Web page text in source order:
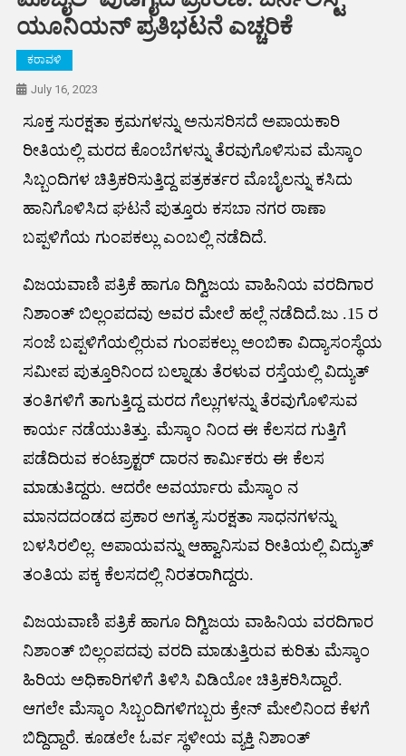
ಯೂನಿಯನ್ ಪ್ರತಿಭಟನೆ ಎಚ್ಚರಿಕೆ
ಕರಾವಳಿ
July 16, 2023
ಸೂಕ್ತ ಸುರಕ್ಷತಾ ಕ್ರಮಗಳನ್ನು ಅನುಸರಿಸದೆ ಅಪಾಯಕಾರಿ
ರೀತಿಯಲ್ಲಿ ಮರದ ಕೊಂಬೆಗಳನ್ನು ತೆರವುಗೊಳಿಸುವ ಮೆಸ್ಕಾಂ
ಸಿಬ್ಬಂದಿಗಳ ಚಿತ್ರಿಕರಿಸುತ್ತಿದ್ದ ಪತ್ರಕರ್ತರ ಮೊಬೈಲನ್ನು ಕಸಿದು
ಹಾನಿಗೊಳಿಸಿದ ಘಟನೆ ಪುತ್ತೂರು ಕಸಬಾ ನಗರ ಠಾಣಾ
ಬಪ್ಪಳಿಗೆಯ ಗುಂಪಕಲ್ಲು ಎಂಬಲ್ಲಿ ನಡೆದಿದೆ.
ವಿಜಯವಾಣಿ ಪತ್ರಿಕೆ ಹಾಗೂ ದಿಗ್ವಿಜಯ ವಾಹಿನಿಯ ವರದಿಗಾರ
ನಿಶಾಂತ್ ಬಿಲ್ಲಂಪದವು ಅವರ ಮೇಲೆ ಹಲ್ಲೆ ನಡೆದಿದೆ.ಜು .15 ರ
ಸಂಜೆ ಬಪ್ಪಳಿಗೆಯಲ್ಲಿರುವ ಗುಂಪಕಲ್ಲು ಅಂಬಿಕಾ ವಿದ್ಯಾಸಂಸ್ಥೆಯ
ಸಮೀಪ ಪುತ್ತೂರಿನಿಂದ ಬಲ್ನಾಡು ತೆರಳುವ ರಸ್ತೆಯಲ್ಲಿ ವಿದ್ಯುತ್
ತಂತಿಗಳಿಗೆ ತಾಗುತ್ತಿದ್ದ ಮರದ ಗೆಲ್ಲುಗಳನ್ನು ತೆರವುಗೊಳಿಸುವ
ಕಾರ್ಯ ನಡೆಯುತಿತ್ತು. ಮೆಸ್ಕಾಂ ನಿಂದ ಈ ಕೆಲಸದ ಗುತ್ತಿಗೆ
ಪಡೆದಿರುವ ಕಂಟ್ರಾಕ್ಟರ್ ದಾರನ ಕಾರ್ಮಿಕರು ಈ ಕೆಲಸ
ಮಾಡುತಿದ್ದರು. ಆದರೇ ಅವರ್ಯಾರು ಮೆಸ್ಕಾಂ ನ
ಮಾನದದಂಡದ ಪ್ರಕಾರ ಅಗತ್ಯ ಸುರಕ್ಷತಾ ಸಾಧನಗಳನ್ನು
ಬಳಸಿರಲಿಲ್ಲ. ಅಪಾಯವನ್ನು ಆಹ್ವಾನಿಸುವ ರೀತಿಯಲ್ಲಿ ವಿದ್ಯುತ್‌
ತಂತಿಯ ಪಕ್ಕ ಕೆಲಸದಲ್ಲಿ ನಿರತರಾಗಿದ್ದರು.
ವಿಜಯವಾಣಿ ಪತ್ರಿಕೆ ಹಾಗೂ ದಿಗ್ವಿಜಯ ವಾಹಿನಿಯ ವರದಿಗಾರ
ನಿಶಾಂತ್ ಬಿಲ್ಲಂಪದವು ವರದಿ ಮಾಡುತ್ತಿರುವ ಕುರಿತು ಮೆಸ್ಕಾಂ
ಹಿರಿಯ ಅಧಿಕಾರಿಗಳಿಗೆ ತಿಳಿಸಿ ವಿಡಿಯೋ ಚಿತ್ರಿಕರಿಸಿದ್ದಾರೆ.
ಆಗಲೇ ಮೆಸ್ಕಾಂ ಸಿಬ್ಬಂದಿಗಳಿಗಬ್ಬರು ಕ್ರೇನ್ ಮೇಲಿನಿಂದ ಕೆಳಗೆ
ಬಿದ್ದಿದ್ದಾರೆ. ಕೂಡಲೇ ಓರ್ವ ಸ್ಥಳೀಯ ವ್ಯಕ್ತಿ ನಿಶಾಂತ್